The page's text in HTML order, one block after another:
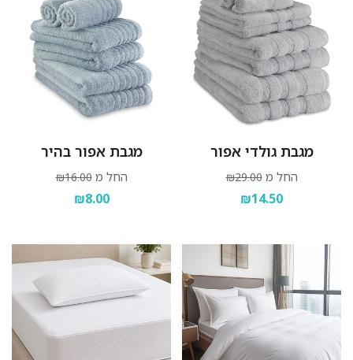
מגבת גולדי אפור
החל מ ₪29.00
₪14.50
מגבת אפור בהיר
החל מ ₪16.00
₪8.00